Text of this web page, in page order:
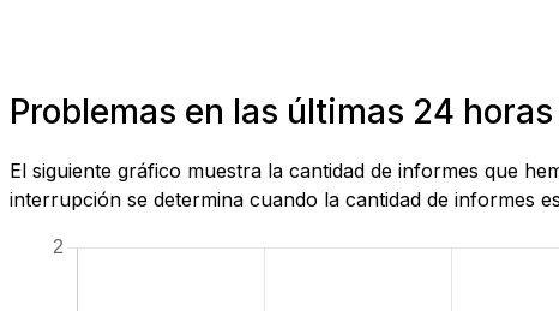
Problemas en las últimas 24
El siguiente gráfico muestra la cantidad de informes que
interrupción se determina cuando la cantidad de informes